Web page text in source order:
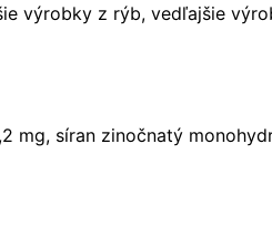
výrobky z rýb, vedľajšie
mg, síran zinočnatý